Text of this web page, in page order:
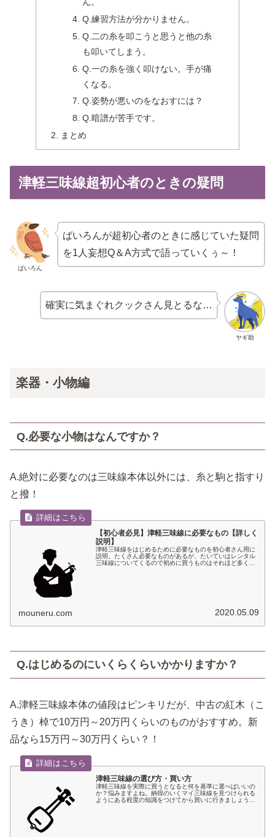
Q.練習方法が分かりません。
Q.二の糸を叩こうと思うと他の糸
も叩いてしまう。
Q.一の糸を強く叩けない。手が痛
くなる。
Q.姿勢が悪いのをなおすには？
Q.暗譜が苦手です。
まとめ
津軽三味線超初心者のときの疑問
ばいろん
ばいろんが超初心者のときに感じていた疑問
を1人妄想Q＆A方式で語っていくぅ～！
ヤギ助
確実に気まぐれクックさん見とるな…
楽器・小物編
Q.必要な小物はなんですか？
A.絶対に必要なのは三味線本体以外には、糸と駒と指すり
と撥！
【初心者必見】津軽三味線に必要なもの【詳しく
説明】
津軽三味線をはじめるために必要なものを初心者さん用に
説明。たくさん必要なものがあるが、たいていはレンタル
三味線についてくるので初めに買うものはそれほど多くな
mouneru.com 2020.05.09
Q.はじめるのにいくらくらいかかりますか？
A.津軽三味線本体の値段はピンキリだが、中古の紅木（こ
うき）棹で10万円～20万円くらいのものがおすすめ。新
品なら15万円～30万円くらい？！
津軽三味線の選び方・買い方
津軽三味線を実際に買うとなると何を基準に選べばいいの
か？悩みますよね。納得のいくマイ三味線を見つけられる
ようにある程度の知識をつけてから買いに行きましょう。